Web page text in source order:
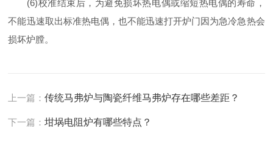
(6)校准结束后，为避免损坏热电偶或缩短热电偶的寿命，
不能迅速取出标准热电偶，也不能迅速打开炉门因为急冷急热会
损坏炉膛。
上一篇：传统马弗炉与陶瓷纤维马弗炉存在哪些差距？
下一篇：坩埚电阻炉有哪些特点？